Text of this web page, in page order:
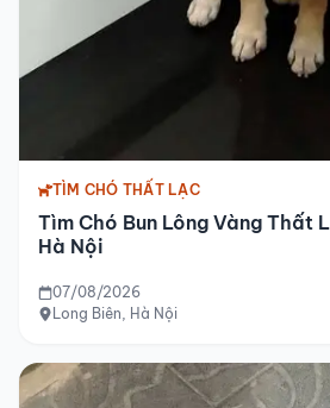
TÌM CHÓ THẤT LẠC
Tìm Chó Bun Lông Vàng Thất
Hà Nội
07/08/2026
Long Biên, Hà Nội